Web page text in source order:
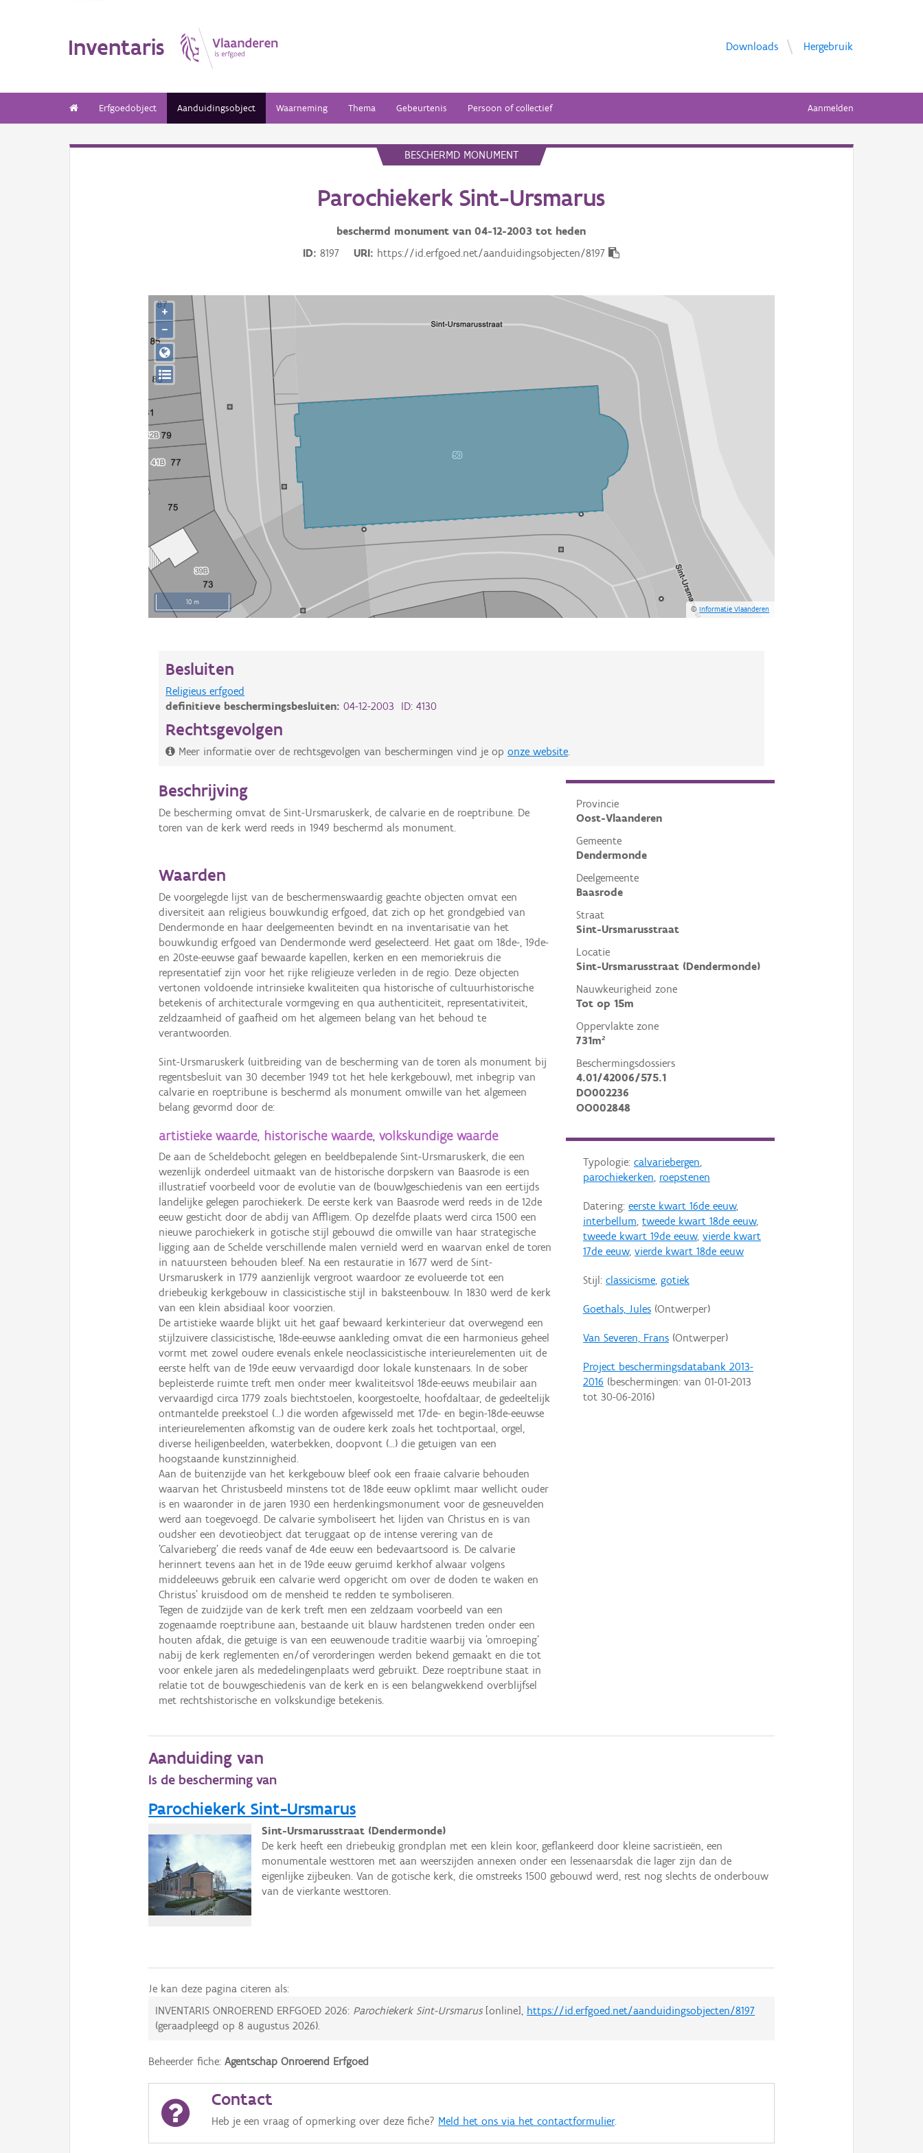
Inventaris Downloads Hergebruik
Erfgoedobject Aanduidingsobject Waarneming Thema Gebeurtenis Persoon of collectief Aanmelden
BESCHERMD MONUMENT
Parochiekerk Sint-Ursmarus
beschermd monument van04-12-2003 tot heden
ID
8197 URI https://id.erfgoed.net/aanduidingsobjecten/8197
10 m
©Informatie Vlaanderen
+
−
Besluiten
Religieus erfgoed
definitieve beschermingsbesluiten:04-12-2003 ID: 4130
Rechtsgevolgen
Meer informatie over de rechtsgevolgen van beschermingen vind je oponze website
Provincie
Oost-Vlaanderen
Gemeente
Dendermonde
Deelgemeente
Baasrode
Straat
Sint-Ursmarusstraat
Locatie
Sint-Ursmarusstraat (Dendermonde)
Nauwkeurigheid zone
Tot op 15m
Oppervlakte zone
731m²
Beschermingsdossiers
4.01/42006/575.1
DO002236
OO002848
Typologie: calvariebergen
parochiekerken roepstenen
Datering: eerste kwart 16de eeuw,
interbellum tweede kwart 18de eeuw,
tweede kwart 19de eeuw, vierde kwart
17de eeuw, vierde kwart 18de eeuw
Stijl: classicisme, gotiek
Goethals, Jules(Ontwerper)
Van Severen, Frans(Ontwerper)
Project beschermingsdatabank 2013-
2016 (beschermingen: van 01-01-2013
tot 30-06-2016)
Beschrijving
De bescherming omvat de Sint-Ursmaruskerk, de calvarie en de roeptribune. De
toren van de kerk werd reeds in 1949 beschermd als monument.
Waarden
De voorgelegde lijst van de beschermenswaardig geachte objecten omvat een
diversiteit aan religieus bouwkundig erfgoed, dat zich op het grondgebied van
Dendermonde en haar deelgemeenten bevindt en na inventarisatie van het
bouwkundig erfgoed van Dendermonde werd geselecteerd. Het gaat om 18de-, 19de-
en 20ste-eeuwse gaaf bewaarde kapellen, kerken en een memoriekruis die
representatief zijn voor het rijke religieuze verleden in de regio. Deze objecten
vertonen voldoende intrinsieke kwaliteiten qua historische of cultuurhistorische
betekenis of architecturale vormgeving en qua authenticiteit, representativiteit,
zeldzaamheid of gaafheid om het algemeen belang van het behoud te
verantwoorden.
Sint-Ursmaruskerk (uitbreiding van de bescherming van de toren als monument bij
regentsbesluit van 30 december 1949 tot het hele kerkgebouw), met inbegrip van
calvarie en roeptribune is beschermd als monument omwille van het algemeen
belang gevormd door de:
artistieke waarde, historische waarde, volkskundige waarde
De aan de Scheldebocht gelegen en beeldbepalende Sint-Ursmaruskerk, die een
wezenlijk onderdeel uitmaakt van de historische dorpskern van Baasrode is een
illustratief voorbeeld voor de evolutie van de (bouw)geschiedenis van een eertijds
landelijke gelegen parochiekerk. De eerste kerk van Baasrode werd reeds in de 12de
eeuw gesticht door de abdij van Affligem. Op dezelfde plaats werd circa 1500 een
nieuwe parochiekerk in gotische stijl gebouwd die omwille van haar strategische
ligging aan de Schelde verschillende malen vernield werd en waarvan enkel de toren
in natuursteen behouden bleef. Na een restauratie in 1677 werd de Sint-
Ursmaruskerk in 1779 aanzienlijk vergroot waardoor ze evolueerde tot een
driebeukig kerkgebouw in classicistische stijl in baksteenbouw. In 1830 werd de kerk
van een klein absidiaal koor voorzien.
De artistieke waarde blijkt uit het gaaf bewaard kerkinterieur dat overwegend een
stijlzuivere classicistische, 18de-eeuwse aankleding omvat die een harmonieus geheel
vormt met zowel oudere evenals enkele neoclassicistische interieurelementen uit de
eerste helft van de 19de eeuw vervaardigd door lokale kunstenaars. In de sober
bepleisterde ruimte treft men onder meer kwaliteitsvol 18de-eeuws meubilair aan
vervaardigd circa 1779 zoals biechtstoelen, koorgestoelte, hoofdaltaar, de gedeeltelijk
ontmantelde preekstoel (...) die worden afgewisseld met 17de- en begin-18de-eeuwse
interieurelementen afkomstig van de oudere kerk zoals het tochtportaal, orgel,
diverse heiligenbeelden, waterbekken, doopvont (...) die getuigen van een
hoogstaande kunstzinnigheid.
Aan de buitenzijde van het kerkgebouw bleef ook een fraaie calvarie behouden
waarvan het Christusbeeld minstens tot de 18de eeuw opklimt maar wellicht ouder
is en waaronder in de jaren 1930 een herdenkingsmonument voor de gesneuvelden
werd aan toegevoegd. De calvarie symboliseert het lijden van Christus en is van
oudsher een devotieobject dat teruggaat op de intense verering van de
'Calvarieberg' die reeds vanaf de 4de eeuw een bedevaartsoord is. De calvarie
herinnert tevens aan het in de 19de eeuw geruimd kerkhof alwaar volgens
middeleeuws gebruik een calvarie werd opgericht om over de doden te waken en
Christus' kruisdood om de mensheid te redden te symboliseren.
Tegen de zuidzijde van de kerk treft men een zeldzaam voorbeeld van een
zogenaamde roeptribune aan, bestaande uit blauw hardstenen treden onder een
houten afdak, die getuige is van een eeuwenoude traditie waarbij via 'omroeping'
nabij de kerk reglementen en/of verorderingen werden bekend gemaakt en die tot
voor enkele jaren als mededelingenplaats werd gebruikt. Deze roeptribune staat in
relatie tot de bouwgeschiedenis van de kerk en is een belangwekkend overblijfsel
met rechtshistorische en volkskundige betekenis.
Aanduiding van
Is de bescherming van
Parochiekerk Sint-Ursmarus
Sint-Ursmarusstraat (Dendermonde)
De kerk heeft een driebeukig grondplan met een klein koor, geflankeerd door kleine sacristieën, een
monumentale westtoren met aan weerszijden annexen onder een lessenaarsdak die lager zijn dan de
eigenlijke zijbeuken. Van de gotische kerk, die omstreeks 1500 gebouwd werd, rest nog slechts de onderbouw
van de vierkante westtoren.
Je kan deze pagina citeren als:
INVENTARIS ONROEREND ERFGOED 2026: Parochiekerk Sint-Ursmarus[online], https://id.erfgoed.net/aanduidingsobjecten/8197
(geraadpleegd op8 augustus 2026).
Beheerder fiche:Agentschap Onroerend Erfgoed
Contact
Heb je een vraag of opmerking over deze fiche? Meld het ons via het contactformulier.